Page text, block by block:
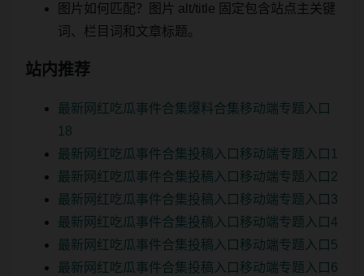
图片如何匹配？图片 alt/title 固定包含站点主关键
词、栏目词和文章标题。
站内推荐
最新网红吃瓜事件合集爆料合集移动端专题入口
18
最新网红吃瓜事件合集投稿入口移动端专题入口1
最新网红吃瓜事件合集投稿入口移动端专题入口2
最新网红吃瓜事件合集投稿入口移动端专题入口3
最新网红吃瓜事件合集投稿入口移动端专题入口4
最新网红吃瓜事件合集投稿入口移动端专题入口5
最新网红吃瓜事件合集投稿入口移动端专题入口6